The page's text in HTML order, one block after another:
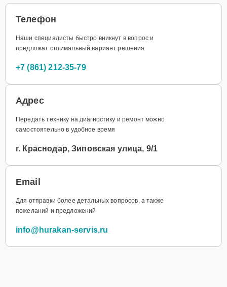
Телефон
Наши специалисты быстро вникнут в вопрос и
предложат оптимальный вариант решения
+7 (861) 212-35-79
Адрес
Передать технику на диагностику и ремонт можно
самостоятельно в удобное время
г. Краснодар, Зиповская улица, 9/1
Email
Для отправки более детальных вопросов, а также
пожеланий и предложений
info@hurakan-servis.ru